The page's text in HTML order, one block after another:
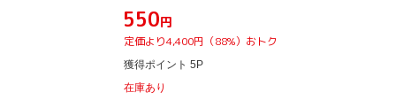
¥550円
定価より4,400円（88%）おトク
獲得ポイント 5P
在庫あり